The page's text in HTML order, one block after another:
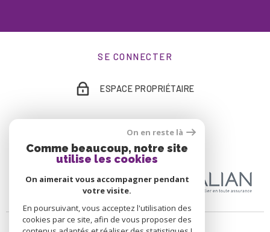
SE CONNECTER
ESPACE PROPRIÉTAIRE
On en reste là
Comme beaucoup, notre site
utilise les cookies
On aimerait vous accompagner pendant
votre visite.
En poursuivant, vous acceptez l'utilisation des
cookies par ce site, afin de vous proposer des